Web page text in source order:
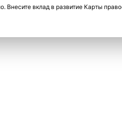
Внесите вклад в развитие Карты